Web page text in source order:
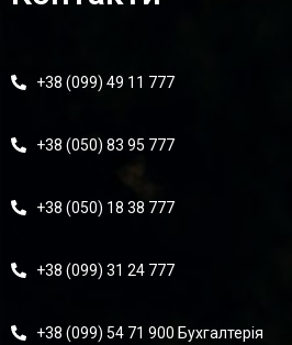
+38 (099) 49 11 777
+38 (050) 83 95 777
+38 (050) 18 38 777
+38 (099) 31 24 777
+38 (099) 54 71 900 Бухгалтерія